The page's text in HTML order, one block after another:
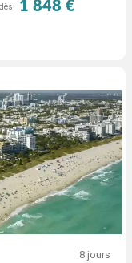
dès 1 848 €
8 jours